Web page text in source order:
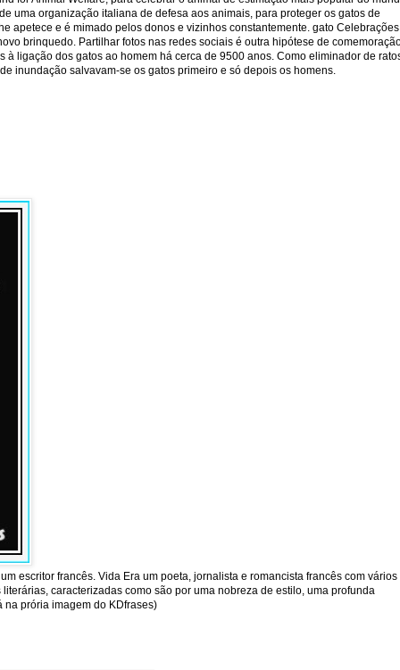
uma organização italiana de defesa aos animais, para proteger os gatos de
apetece e é mimado pelos donos e vizinhos constantemente. gato Celebrações
brinquedo. Partilhar fotos nas redes sociais é outra hipótese de
ligação dos gatos ao homem há cerca de 9500 anos. Como eliminador de
inundação salvavam-se os gatos primeiro e só depois os homens.
escritor francês. Vida Era um poeta, jornalista e romancista francês com vários
caracterizadas como são por uma nobreza de estilo, uma profunda
na prória imagem do KDfrases)